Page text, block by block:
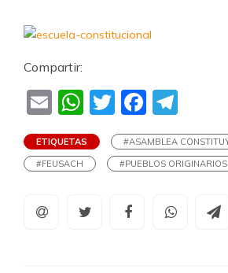
Compartir:
EmailWhatsApp
Twitter
ETIQUETAS
#ASAMBLEA
#FEUSACH
#PUEBLOS ORIGINARIOS